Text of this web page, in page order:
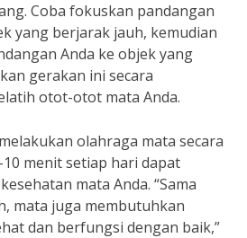
Coba fokuskan pandangan
yang berjarak jauh, kemudian
Anda ke objek yang
gerakan ini secara
otot-otot mata Anda.
olahraga mata secara
menit setiap hari dapat
mata Anda. “Sama
mata juga membutuhkan
dan berfungsi dengan baik,”